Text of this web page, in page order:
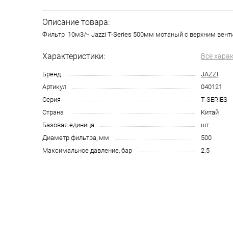
Описание товара:
Фильтр 10м3/ч Jazzi T-Series 500мм мотаный c верхним
Характеристики: Все
Бренд
JAZZI
Артикул
040121
Серия
T-SERIES
Страна
Китай
Базовая единица
шт
Диаметр фильтра, мм
500
Максимальное давление, бар
2.5